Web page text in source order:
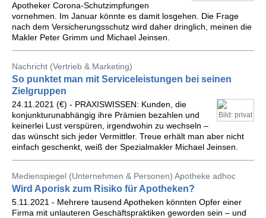
Apotheker Corona-Schutzimpfungen
vornehmen. Im Januar könnte es damit losgehen. Die Frage
nach dem Versicherungsschutz wird daher dringlich, meinen die
Makler Peter Grimm und Michael Jeinsen.
Nachricht (Vertrieb & Marketing)
So punktet man mit Serviceleistungen bei seinen
Zielgruppen
Bild: privat
24.11.2021 (€) - PRAXISWISSEN: Kunden, die
konjunkturunabhängig ihre Prämien bezahlen und
keinerlei Lust verspüren, irgendwohin zu wechseln –
das wünscht sich jeder Vermittler. Treue erhält man aber nicht
einfach geschenkt, weiß der Spezialmakler Michael Jeinsen.
Medienspiegel (Unternehmen & Personen) Apotheke adhoc
Wird Aporisk zum Risiko für Apotheken?
5.11.2021 - Mehrere tausend Apotheken könnten Opfer einer
Firma mit unlauteren Geschäftspraktiken geworden sein – und